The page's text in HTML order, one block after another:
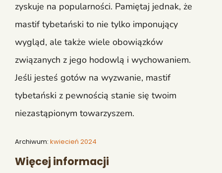
zyskuje na popularności. Pamiętaj jednak, że
mastif tybetański to nie tylko imponujący
wygląd, ale także wiele obowiązków
związanych z jego hodowlą i wychowaniem.
Jeśli jesteś gotów na wyzwanie, mastif
tybetański z pewnością stanie się twoim
niezastąpionym towarzyszem.
Archiwum: kwiecień 2024
Więcej informacji